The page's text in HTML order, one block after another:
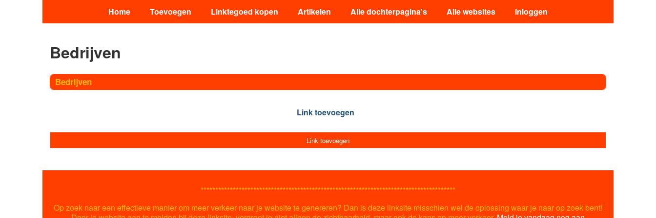
Home Toevoegen Linktegoed kopen Artikelen Alle dochterpagina's Alle websites Inloggen
Bedrijven
Bedrijven
Link toevoegen
Link toevoegen
***************************************************************************************
Op zoek naar een effectieve manier om meer verkeer naar je website te genereren? Dan is deze linksite misschien wel de oplossing waar je naar op zoek bent!